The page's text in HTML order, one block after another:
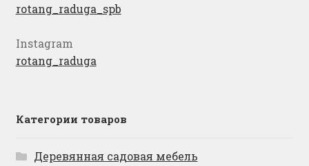
rotang_raduga_spb
Instagram
rotang_raduga
Категории товаров
Деревянная садовая мебель